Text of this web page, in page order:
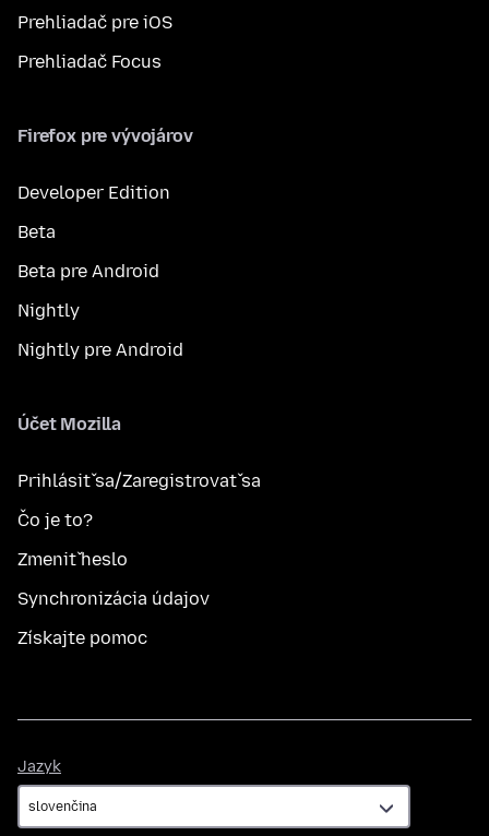
Prehliadač pre iOS
Prehliadač Focus
Firefox pre vývojárov
Developer Edition
Beta
Beta pre Android
Nightly
Nightly pre Android
Účet Mozilla
Prihlásiť sa/Zaregistrovať sa
Čo je to?
Zmeniť heslo
Synchronizácia údajov
Získajte pomoc
Jazyk